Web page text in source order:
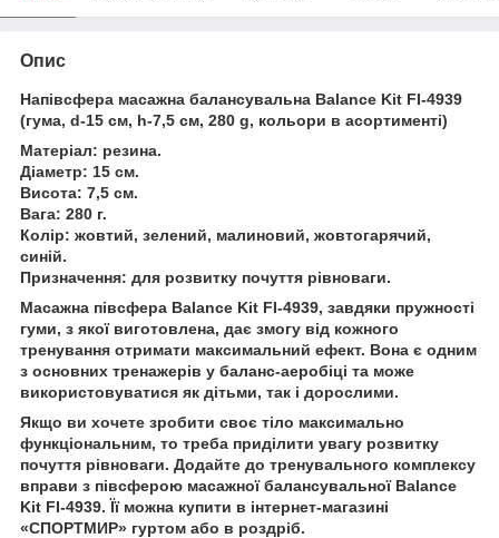
Опис
Напівсфера масажна балансувальна Balance Kit FI-4939
(гума, d-15 см, h-7,5 см, 280 g, кольори в асортименті)
Матеріал: резина.
Діаметр: 15 см.
Висота: 7,5 см.
Вага: 280 г.
Колір: жовтий, зелений, малиновий, жовтогарячий,
синій.
Призначення: для розвитку почуття рівноваги.
Масажна півсфера Balance Kit FI-4939, завдяки пружності
гуми, з якої виготовлена, дає змогу від кожного
тренування отримати максимальний ефект. Вона є одним
з основних тренажерів у баланс-аеробіці та може
використовуватися як дітьми, так і дорослими.
Якщо ви хочете зробити своє тіло максимально
функціональним, то треба приділити увагу розвитку
почуття рівноваги. Додайте до тренувального комплексу
вправи з півсферою масажної балансувальної Balance
Kit FI-4939. Її можна купити в інтернет-магазині
«СПОРТМИР» гуртом або в роздріб.